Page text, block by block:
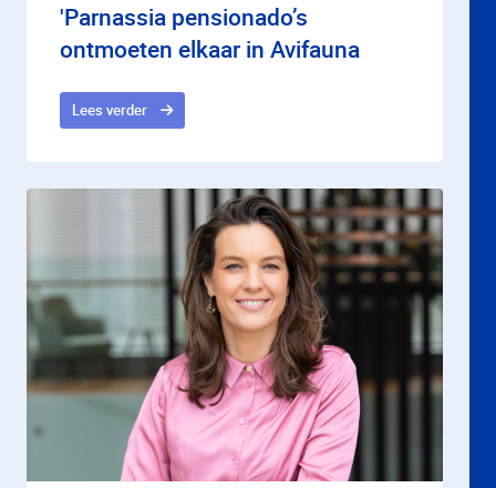
'Parnassia pensionado’s
ontmoeten elkaar in Avifauna
Lees verder